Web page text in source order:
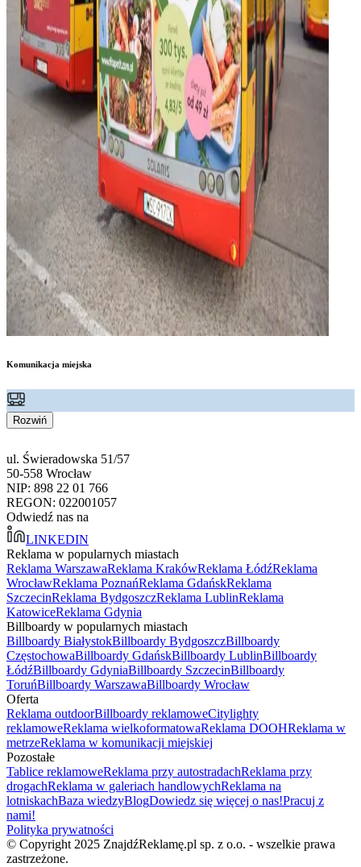
Komunikacja miejska
Rozwiń
ul. Świeradowska 51/57
50-558 Wrocław
NIP: 898 22 01 766
REGON: 022001057
Odwiedź nas na
LINKEDIN
Reklama w popularnych miastach
Reklama WarszawaReklama KrakówReklama ŁódźReklama
WrocławReklama PoznańReklama GdańskReklama
SzczecinReklama BydgoszczReklama LublinReklama
KatowiceReklama Gdynia
Billboardy w popularnych miastach
Billboardy BiałystokBillboardy BydgoszczBillboardy
CzęstochowaBillboardy GdańskBillboardy LublinBillboardy
ŁódźBillboardy GdyniaBillboardy SzczecinBillboardy
ToruńBillboardy WarszawaBillboardy Wrocław
Oferta
Reklama outdoorBillboardy reklamoweCitylighty
reklamoweReklama wielkoformatowaReklama DOOHReklama w
metrzeReklama w komunikacji miejskiej
Pozostałe
Tablice reklamoweReklama przy autostradachReklama przy
drogachReklama w galeriach handlowychReklama na
lotniskachBaza wiedzyBlogDowiedz się więcej o nas!Pracuj z
nami!
Polityka prywatności
© Copyright 2025 ZnajdźReklamę.pl sp. z o.o. - wszelkie prawa
zastrzeżone.